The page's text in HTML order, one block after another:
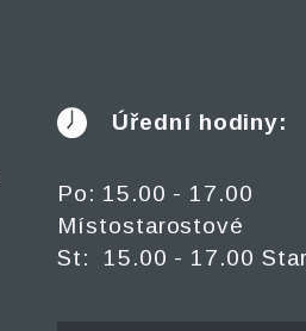
Úřední hodiny:
Po: 15.00 - 17.00
Místostarostové
St: 15.00 - 17.00